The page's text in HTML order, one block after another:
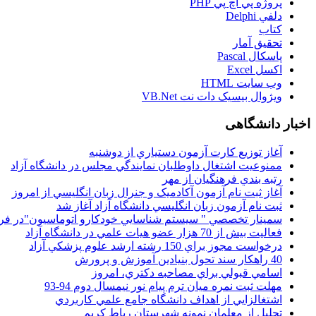
پروژه پي اچ پي PHP
دلفي Delphi
کتاب
تحقيق آمار
پاسکال Pascal
اکسل Excel
وب سايت HTML
ويژوال بيسيک دات نت VB.Net
اخبار دانشگاهی
آغاز توزيع کارت آزمون دستياري از دوشنبه
ممنوعيت اشتغال داوطلبان نمايندگي مجلس در دانشگاه آزاد
رتبه بندي فرهنگيان از مهر
آغاز ثبت نام آزمون آکادميک و جنرال زبان انگليسي از امروز
ثبت نام آزمون زبان انگليسي دانشگاه آزاد آغاز شد
سمينار تخصصي " سيستم شناسايي خودکارو اتوماسيون"در
فعاليت بيش از 70 هزار عضو هيات علمي در دانشگاه آزاد
درخواست مجوز براي 150 رشته ارشد علوم پزشکي آزاد
40 راهکار سند تحول بنيادين آموزش و پرورش
اسامي قبولي براي مصاحبه دکتري، امروز
مهلت ثبت نمره میان ترم پیام نور نیمسال دوم 94-93
اشتغالزايي از اهداف دانشگاه جامع علمي کاربردي
تجليل از معلمان نمونه شهرستان رباط کريم